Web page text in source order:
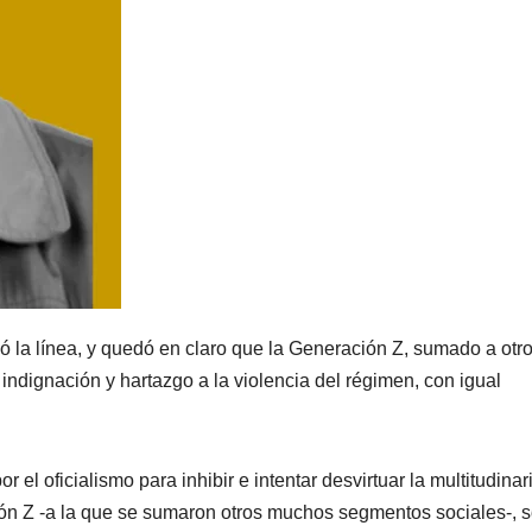
la línea, y quedó en claro que la Generación Z, sumado a
y hartazgo a la violencia del régimen, con igual
el oficialismo para inhibir e intentar desvirtuar la
Z -a la que se sumaron otros muchos segmentos sociales-,